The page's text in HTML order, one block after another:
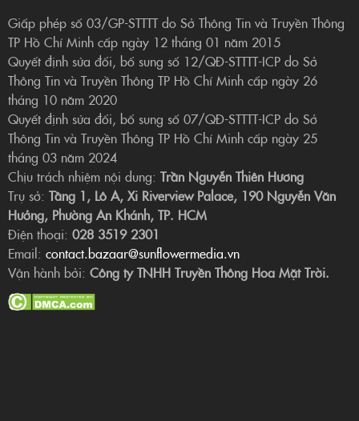
Giấp phép số 03/GP-STTTT do Sở Thông Tin và Truyền Thông
TP Hồ Chí Minh cấp ngày 12 tháng 01 năm 2015
Quyết định sửa đổi, bổ sung số 12/QĐ-STTTT-ICP do Sở
Thông Tin và Truyền Thông TP Hồ Chí Minh cấp ngày 26
tháng 10 năm 2020
Quyết định sửa đổi, bổ sung số 07/QĐ-STTTT-ICP do Sở
Thông Tin và Truyền Thông TP Hồ Chí Minh cấp ngày 25
tháng 03 năm 2024
Chịu trách nhiệm nội dung: Trần Nguyễn Thiên Hương
Trụ sở: Tầng 1, Lô A, Xi Riverview Palace, 190 Nguyễn Văn
Hưởng, Phường An Khánh, TP. HCM
Điện thoại: 028 3519 2301
Email: contact.bazaar@sunflowermedia.vn
Vận hành bởi: Công ty TNHH Truyền Thông Hoa Mặt Trời.